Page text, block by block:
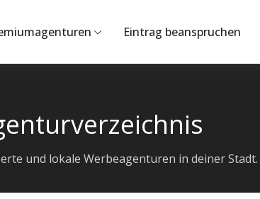
Eintrag beanspruchen
und lokale Werbeagenturen in deiner Stadt.